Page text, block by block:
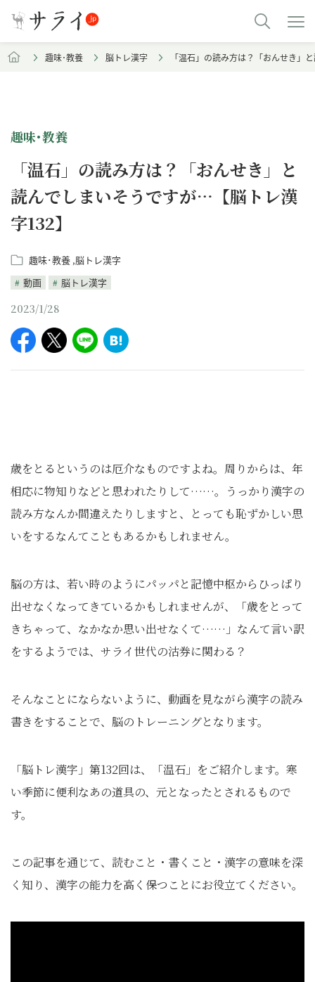
趣味･教養 脳トレ漢字 「温石」の読み方は？「おんせき」
趣味･教養
「温石」の読み方は？「おんせき」と
読んでしまいそうですが…【脳トレ漢
字132】
趣味･教養 脳トレ漢字
動画
脳トレ漢字
2023/1/28
歳をとるというのは厄介なものですよね。周りからは、年
相応に物知りなどと思われたりして……。うっかり漢字の
読み方なんか間違えたりしますと、とっても恥ずかしい思
いをするなんてこともあるかもしれません。
脳の方は、若い時のようにパッパと記憶中枢からひっぱり
出せなくなってきているかもしれませんが、「歳をとって
きちゃって、なかなか思い出せなくて……」なんて言い訳
をするようでは、サライ世代の沽券に関わる？
そんなことにならないように、動画を見ながら漢字の読み
書きをすることで、脳のトレーニングとなります。
「脳トレ漢字」第132回は、「温石」をご紹介します。寒
い季節に便利なあの道具の、元となったとされるもので
す。
この記事を通じて、読むこと・書くこと・漢字の意味を深
く知り、漢字の能力を高く保つことにお役立てください。